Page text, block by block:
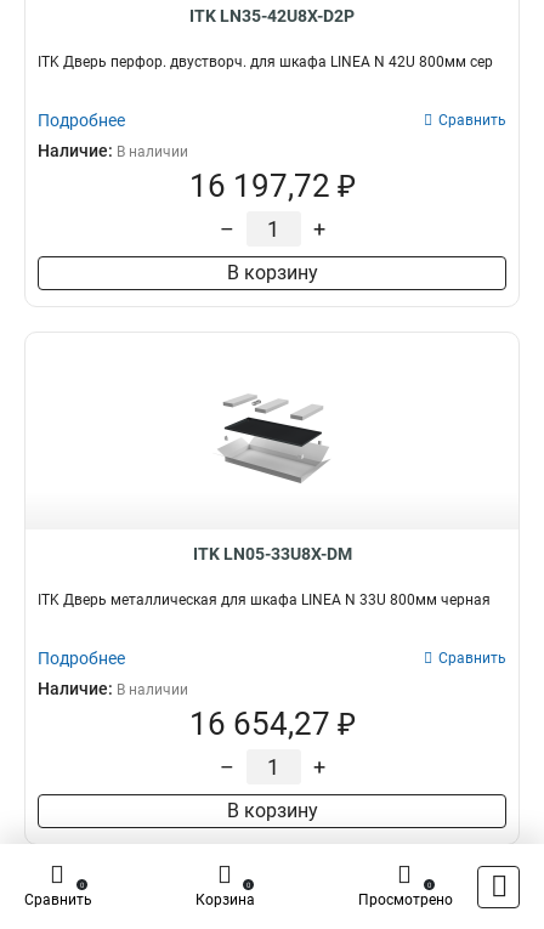
ITK LN35-42U8X-D2P
ITK Дверь перфор. двустворч. для шкафа LINEA N 42U 800мм сер
Подробнее Сравнить
Наличие: В наличии
16 197,72 ₽
– +
В корзину
ITK LN05-33U8X-DM
ITK Дверь металлическая для шкафа LINEA N 33U 800мм черная
Подробнее Сравнить
Наличие: В наличии
16 654,27 ₽
– +
В корзину
Сравнить
0
Корзина
0
Просмотрено
0